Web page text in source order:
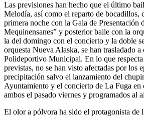
Las previsiones han hecho que el último
Melodía, así como el reparto de bocadillos,
primera noche con la Gala de Presentación
Mequinensanes” y posterior baile con la
la del domingo con el concierto y la doble
orquesta Nueva Alaska, se han trasladado
Polideportivo Municipal. En lo que
previstas, no se han visto afectadas por los
precipitación salvo el lanzamiento del
Ayuntamiento y el concierto de La Fuga en
ambos el pasado viernes y programados al
El olor a pólvora ha sido el protagonista de